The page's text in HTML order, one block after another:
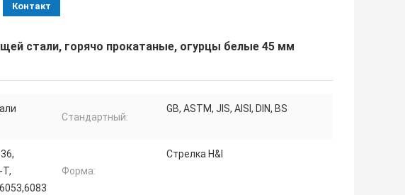
Контакт
стали, горячо прокатаные, огурцы белые 45 мм
Стандартный:
GB, ASTM, JIS, AISI, DIN, BS
T,
Форма:
Стрелка H&I